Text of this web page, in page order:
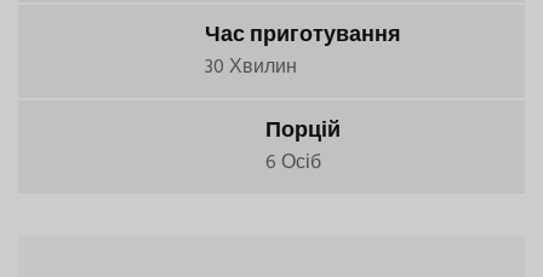
Час приготування
30 Хвилин
Порцій
6 Осіб